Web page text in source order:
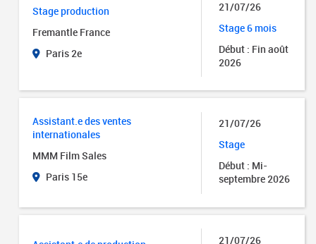
Stage production
Fremantle France
Paris 2e
21/07/26
Stage 6 mois
Début : Fin août
2026
Assistant.e des ventes
internationales
MMM Film Sales
Paris 15e
21/07/26
Stage
Début : Mi-
septembre 2026
21/07/26